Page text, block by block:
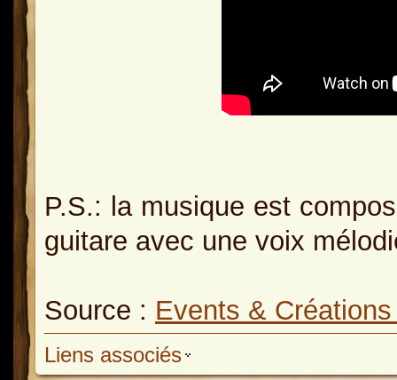
P.S.: la musique est
guitare avec une voix
Source : Events &
Liens associés